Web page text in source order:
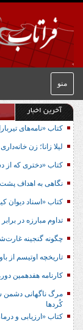
منو
آخرین اخبار
کتاب «نامه‌های
لیلا زانا؛ زن
کتاب «دختری که از
نگاهی به اهداف پشت
کتاب «اسناد دیوان
تداوم مبارزه در
چگونه گنجینه
تاریخچه اوتیسم از
کارنامه هفدهمین
مرگ ناگهانی دشمن
کُردها
کتاب «ارزیابی و